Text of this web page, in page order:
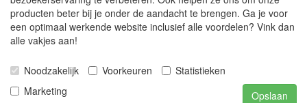
WORDEN VERWIJDERD BIJ BESTELLING BOVEN DE €
125,00 EXCL. BTW
Producten die speciaal besteld moeten worden kunnen
Als gevolg van de continue fluctuerende prijzen van de
grondstoffen kan het zijn dat prijsinformatie niet correct
producten beter bij je onder de aandacht te brengen. Ga je voor
een optimaal werkende website inclusief alle voordelen? Vink dan
alle vakjes aan!
Noodzakelijk Voorkeuren
Statistieken
Marketing
Opslaan